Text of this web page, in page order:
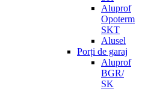
Aluprof
Opoterm
SKT
Alusel
Porți de garaj
Aluprof
BGR/
SK